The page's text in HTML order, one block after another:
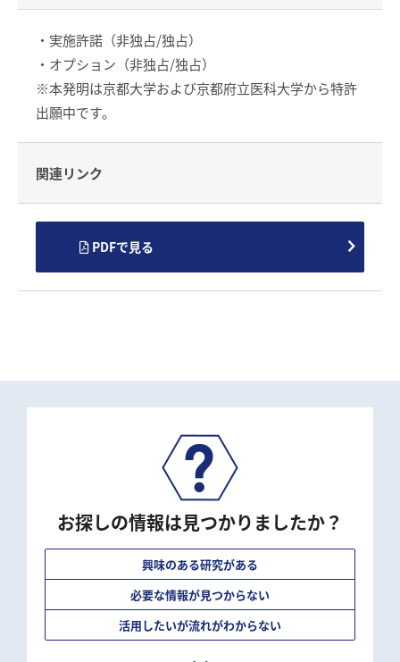
・実施許諾（非独占/独占）
・オプション（非独占/独占）
※本発明は京都大学および京都府立医科大学から特許
出願中です。
関連リンク
PDFで見る
お探しの情報は見つかりましたか？
興味のある研究がある
必要な情報が見つからない
活用したいが流れがわからない